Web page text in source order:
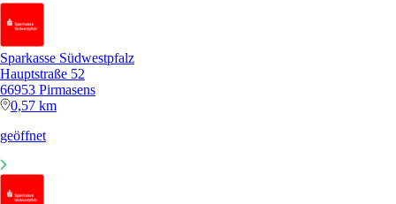
Sparkasse Südwestpfalz
Hauptstraße 52
66953 Pirmasens
0,57 km
geöffnet